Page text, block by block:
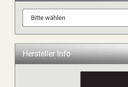
Hersteller Info